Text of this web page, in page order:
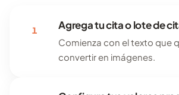
1 Agrega tu cita o lote de
Comienza con el texto que
convertir en imágenes.